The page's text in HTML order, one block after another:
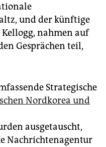
und der künftige
nahmen auf
Gesprächen teil,
Strategische
Nordkorea und
ausgetauscht,
Nachrichtenagentur